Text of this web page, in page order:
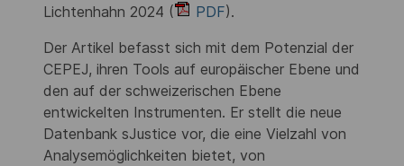
Lichtenhahn 2024 (
PDF).
Der Artikel befasst sich mit dem Potenzial der
CEPEJ, ihren Tools auf europäischer Ebene und
den auf der schweizerischen Ebene
entwickelten Instrumenten. Er stellt die neue
Datenbank sJustice vor, die eine Vielzahl von
Analysemöglichkeiten bietet, von